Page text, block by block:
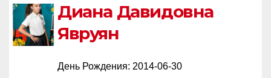
Диана Давидовна
Явруян
День Рождения: 2014-06-30